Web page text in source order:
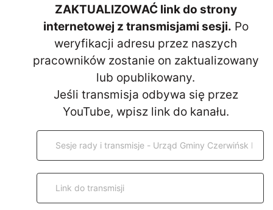
ZAKTUALIZOWAĆ link do strony
internetowej z transmisjami sesji. Po
weryfikacji adresu przez naszych
pracowników zostanie on zaktualizowany
lub opublikowany.
Jeśli transmisja odbywa się przez
YouTube, wpisz link do kanału.